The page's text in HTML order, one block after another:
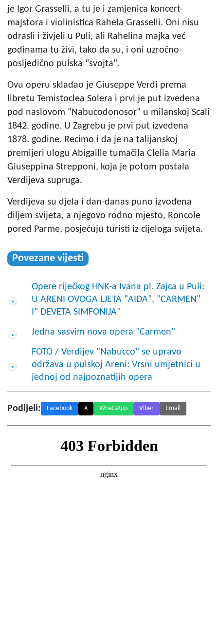
je Igor Grasselli, a tu je i zamjenica koncert-
majstora i violinistica Rahela Grasselli. Oni nisu
odrasli i živjeli u Puli, ali Rahelina majka već
godinama tu živi, tako da su, i oni uzročno-
posljedično pulska "svojta".
Ovu operu skladao je Giuseppe Verdi prema
libretu Temistoclea Solera i prvi je put izvedena
pod naslovom "Nabucodonosor" u milanskoj Scali
1842. godine. U Zagrebu je prvi put izvedena
1878. godine. Recimo i da je na talijanskoj
premijeri ulogu Abigaille tumačila Clelia Maria
Giuseppina Strepponi, koja je potom postala
Verdijeva supruga.
Verdijeva su djela i dan-danas puno izvođena
diljem svijeta, a njegovo rodno mjesto, Roncole
pored Parme, posjećuju turisti iz cijeloga svijeta.
Povezane vijesti
Opere riječkog HNK-a Ivana pl. Zajca u Puli:
U ARENI OVOGA LJETA "AIDA", "CARMEN"
I" DEVETA SIMFONIJA"
Jedna sasvim nova opera "Carmen"
FOTO / Verdijev "Nabucco" se upravo
održava u pulskoj Areni: Vrsni umjetnici u
jednoj od najpoznatijih opera
Podijeli: Facebook X WhatsApp Viber Email